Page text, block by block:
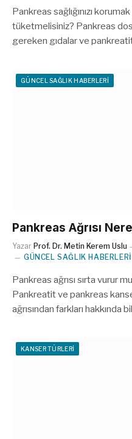
Pankreas sağlığınızı
tüketmelisiniz? Pankreas
gereken gıdalar ve
GÜNCEL SAĞLIK HABERLERI
Pankreas Ağrısı
Yazar Prof. Dr. Metin Kerem Uslu
GÜNCEL SAĞLIK HABERLERI
Pankreas ağrısı sırta vurur
Pankreatit ve pankreas
ağrısından farkları hakkında
KANSER TÜRLERI